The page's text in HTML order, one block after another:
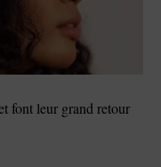
font leur grand retour